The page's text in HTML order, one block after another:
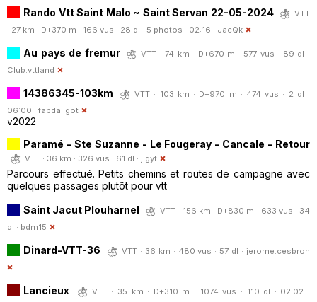
Rando Vtt Saint Malo ~ Saint Servan 22-05-2024
VTT
· 27 km · D+370 m · 166 vus · 28 dl · 5 photos · 02:16 · JacQk
Au pays de fremur
VTT · 74 km · D+670 m · 577 vus · 89 dl ·
Club.vttland
14386345-103km
VTT · 103 km · D+970 m · 474 vus · 2 dl ·
06:00 · fabdaligot
v2022
Paramé - Ste Suzanne - Le Fougeray - Cancale - Retour
VTT · 36 km · 326 vus · 61 dl · jlgyt
Parcours effectué. Petits chemins et routes de campagne avec
quelques passages plutôt pour vtt
Saint Jacut Plouharnel
VTT · 156 km · D+830 m · 633 vus · 34
dl · bdm15
Dinard-VTT-36 VTT · 36 km · 480 vus · 57 dl · jerome.cesbron
Lancieux
VTT · 35 km · D+310 m · 1074 vus · 110 dl · 02:02 ·